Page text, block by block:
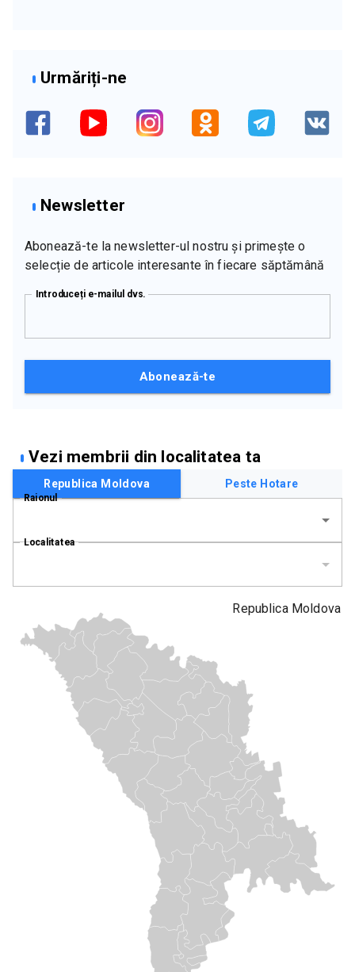
Urmăriți-ne
Newsletter
Abonează-te la newsletter-ul nostru și primește o
selecție de articole interesante în fiecare săptămână
Introduceți e-mailul dvs.
Abonează-te
Vezi membrii din localitatea ta
Republica Moldova Peste Hotare
Raionul
Localitatea
Republica Moldova